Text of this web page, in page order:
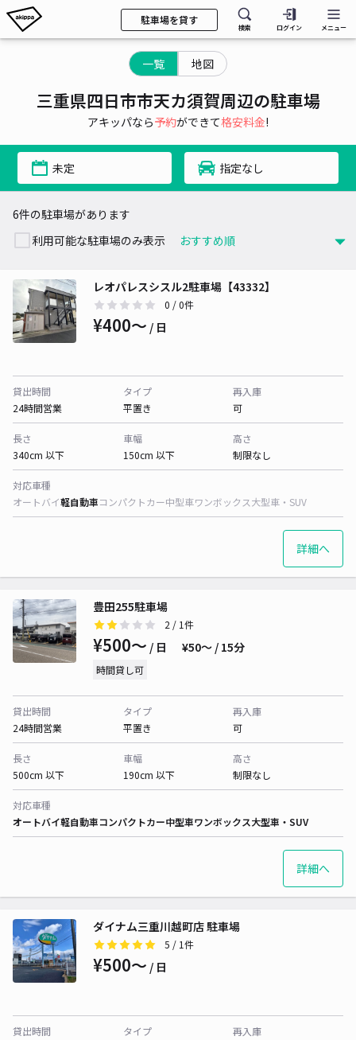
駐車場を貸す
検索 ログイン メニュー
一覧 地図
三重県四日市市天カ須賀周辺の駐車場
アキッパなら予約ができて格安料金!
未定 指定なし
6件の駐車場があります
利用可能な駐車場のみ表示
レオパレスシスル2駐車場【43332】
0 / 0件
¥400〜 / 日
貸出時間
24時間営業
タイプ
平置き
再入庫
可
長さ
340cm 以下
車幅
150cm 以下
高さ
制限なし
対応車種
オートバイ軽自動車コンパクトカー中型車ワンボックス大型車・SUV
詳細へ
豊田255駐車場
2 / 1件
¥500〜 / 日 ¥50〜 / 15分
時間貸し可
貸出時間
24時間営業
タイプ
平置き
再入庫
可
長さ
500cm 以下
車幅
190cm 以下
高さ
制限なし
対応車種
オートバイ軽自動車コンパクトカー中型車ワンボックス大型車・SUV
詳細へ
ダイナム三重川越町店 駐車場
5 / 1件
¥500〜 / 日
貸出時間
タイプ
再入庫